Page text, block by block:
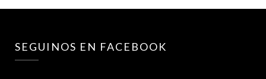
SEGUINOS EN FACEBOOK